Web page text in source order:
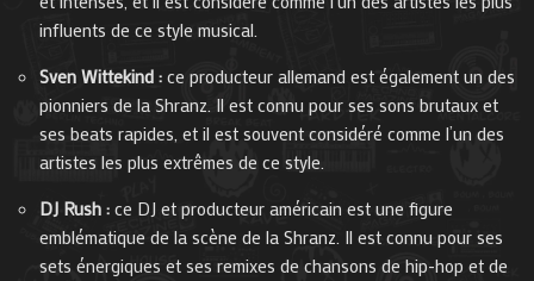
influents de ce style musical.
Sven Wittekind :ce producteur allemand est également un des
pionniers de la Shranz. Il est connu pour ses sons brutaux et
ses beats rapides, et il est souvent considéré comme l’un des
artistes les plus extrêmes de ce style.
DJ Rush :ce DJ et producteur américain est une figure
emblématique de la scène de la Shranz. Il est connu pour ses
sets énergiques et ses remixes de chansons de hip-hop et de